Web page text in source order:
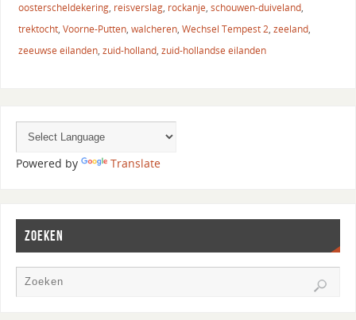
oosterscheldekering, reisverslag, rockanje, schouwen-duiveland,
trektocht, Voorne-Putten, walcheren, Wechsel Tempest 2, zeeland,
zeeuwse eilanden, zuid-holland, zuid-hollandse eilanden
Powered by Translate
ZOEKEN